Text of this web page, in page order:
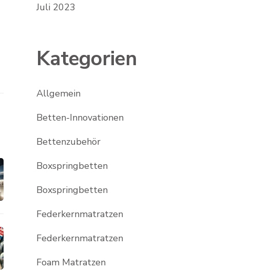
Juli 2023
Kategorien
Allgemein
Betten-Innovationen
Bettenzubehör
Boxspringbetten
Boxspringbetten
Federkernmatratzen
Federkernmatratzen
Foam Matratzen